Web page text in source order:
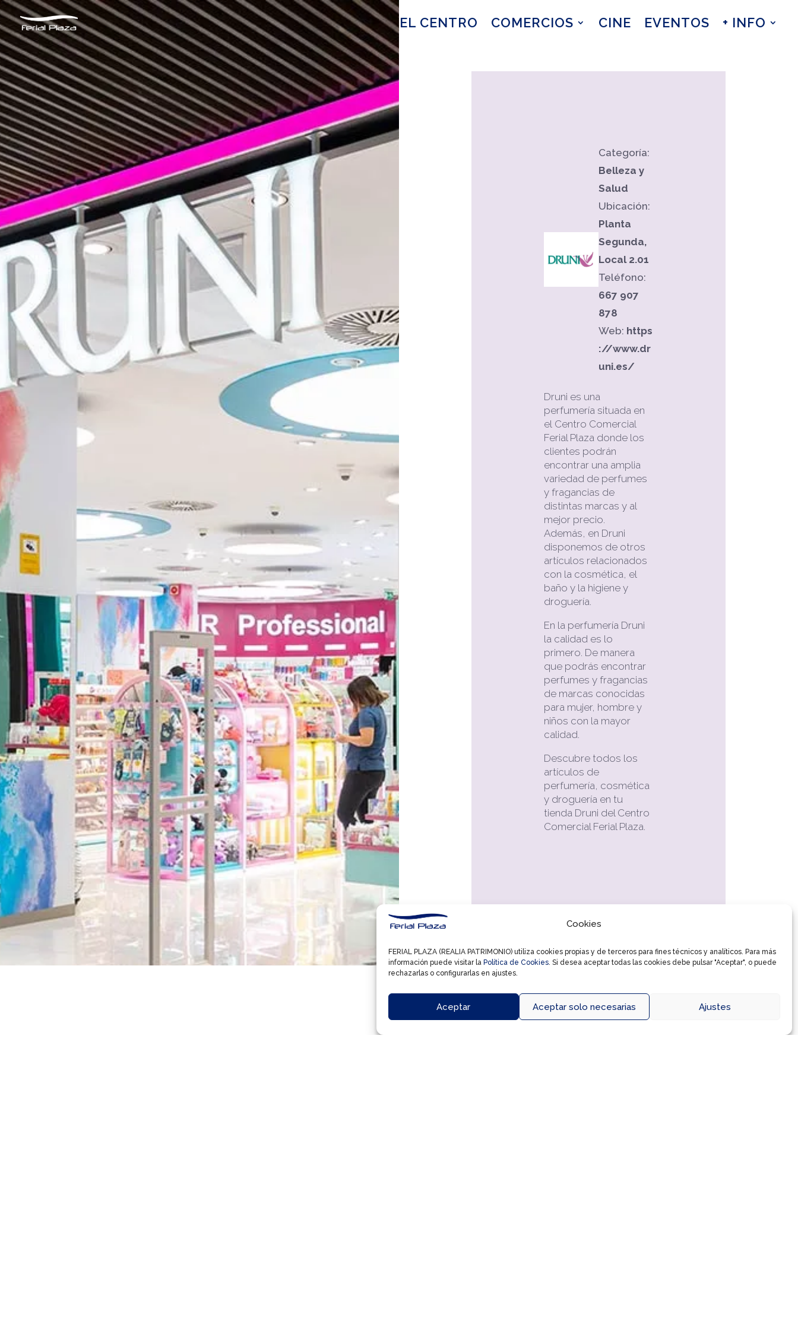
Cookies
FERIAL PLAZA (REALIA PATRIMONIO) utiliza cookies propias y de terceros para fines técnicos y analíticos. Para más
información puede visitar la Política de Cookies. Si desea aceptar todas las cookies debe pulsar "Aceptar", o puede
rechazarlas o configurarlas en ajustes.
Aceptar Aceptar solo necesarias Ajustes
EL CENTRO COMERCIOS CINE EVENTOS + INFO
Categoría:
Belleza y
Salud
Ubicación:
Planta
Segunda,
Local 2.01
Teléfono:
667 907
878
Web: https
://www.dr
uni.es/
Druni es una
perfumería situada en
el Centro Comercial
Ferial Plaza donde los
clientes podrán
encontrar una amplia
variedad de perfumes
y fragancias de
distintas marcas y al
mejor precio.
Además, en Druni
disponemos de otros
artículos relacionados
con la cosmética, el
baño y la higiene y
droguería.
En la perfumería Druni
la calidad es lo
primero. De manera
que podrás encontrar
perfumes y fragancias
de marcas conocidas
para mujer, hombre y
niños con la mayor
calidad.
Descubre todos los
artículos de
perfumería, cosmética
y droguería en tu
tienda Druni del Centro
Comercial Ferial Plaza.